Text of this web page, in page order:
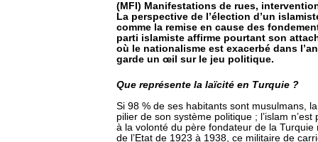
(MFI) Manifestations de rues,
La perspective de l’élection d’un
comme la remise en cause des
parti islamiste affirme pourtant son
où le nationalisme est exacerbé dans
garde un œil sur le jeu politique.
Que représente la laïcité en Turquie ?
Si 98 % de ses habitants sont musulmans,
pilier de son système politique ; l’islam
à la volonté du père fondateur de la
de l’Etat de 1923 à 1938, ce militaire de